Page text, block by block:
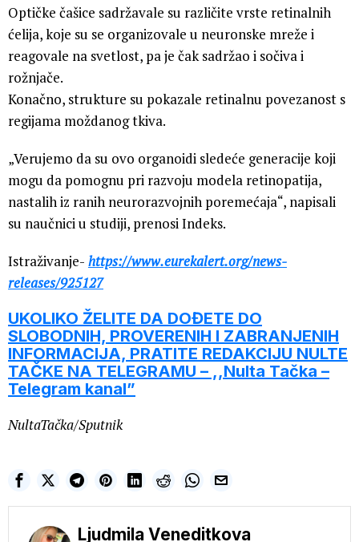
Optičke čašice sadržavale su različite vrste retinalnih
ćelija, koje su se organizovale u neuronske mreže i
reagovale na svetlost, pa je čak sadržao i sočiva i
rožnjače.
Konačno, strukture su pokazale retinalnu povezanost s
regijama moždanog tkiva.
„Verujemo da su ovo organoidi sledeće generacije koji
mogu da pomognu pri razvoju modela retinopatija,
nastalih iz ranih neurorazvojnih poremećaja“, napisali
su naučnici u studiji, prenosi Indeks.
Istraživanje- https://www.eurekalert.org/news-
releases/925127
UKOLIKO ŽELITE DA DOĐETE DO
SLOBODNIH, PROVERENIH I ZABRANJENIH
INFORMACIJA, PRATITE REDAKCIJU NULTE
TAČKE NA TELEGRAMU – ,,Nulta Tačka –
Telegram kanal”
NultaTačka/Sputnik
Ljudmila Veneditkova